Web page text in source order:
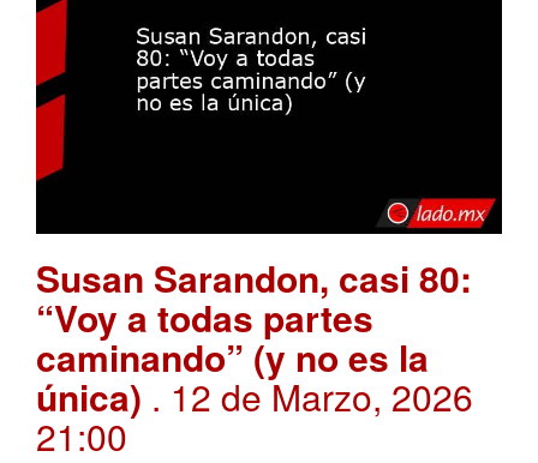
Susan Sarandon, casi 80:
“Voy a todas partes
caminando” (y no es la
única) . 12 de Marzo, 2026
21:00